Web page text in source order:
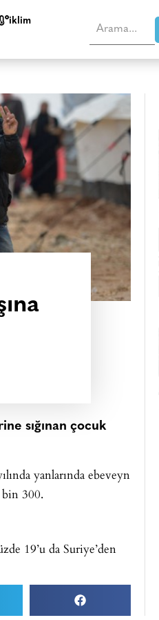
i̇klim
sığınan çocuk
yanlarında ebeveyn
bin 300.
19’u da Suriye’den